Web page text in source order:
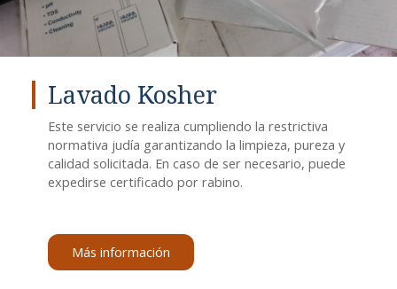
Lavado Kosher
Este servicio se realiza cumpliendo la restrictiva
normativa judía garantizando la limpieza, pureza y
calidad solicitada. En caso de ser necesario, puede
expedirse certificado por rabino.
Más información